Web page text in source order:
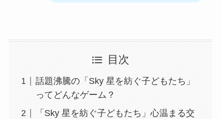
目次
話題沸騰の「Sky 星を紡ぐ子どもたち」
ってどんなゲーム？
「Sky 星を紡ぐ子どもたち」心温まる交